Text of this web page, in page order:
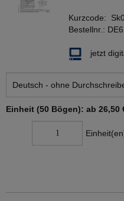
Kurzcode:
Bestellnr.:
jetzt
Einheit (50 Bögen): ab 26,50